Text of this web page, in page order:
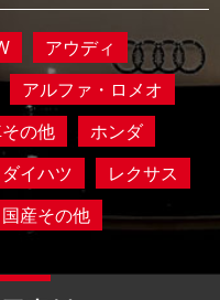
アウディ
アルファ・ロメオ
の他
ホンダ
ダイハツ
レクサス
国産その他